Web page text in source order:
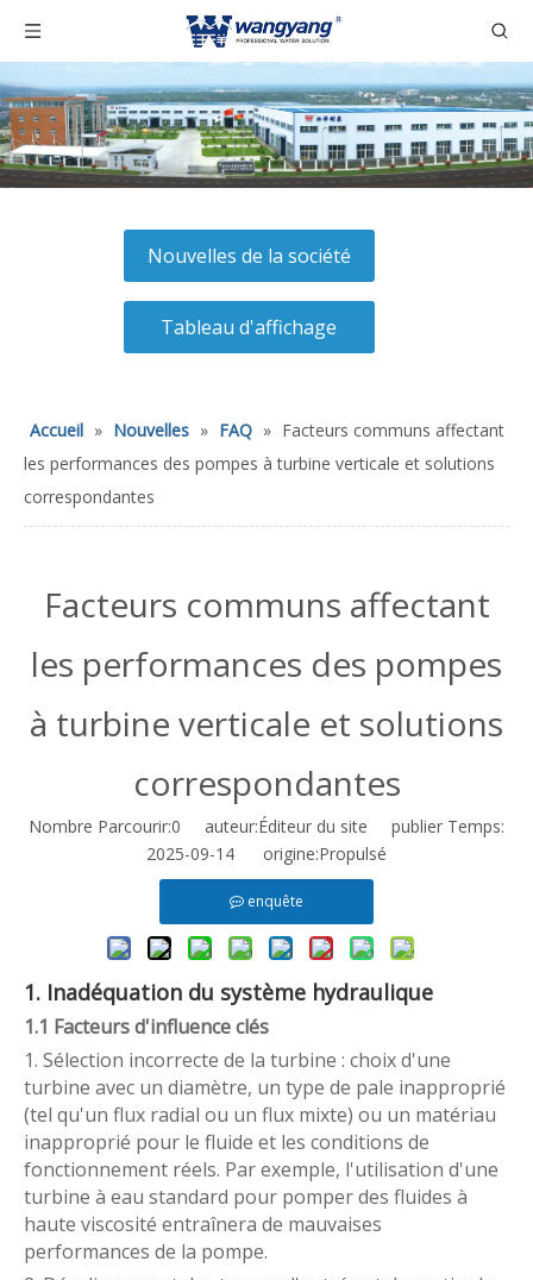
Nouvelles de la société
Tableau d'affichage
Accueil » Nouvelles » FAQ » Facteurs communs affectant
les performances des pompes à turbine verticale et solutions
correspondantes
Facteurs communs affectant
les performances des pompes
à turbine verticale et solutions
correspondantes
Nombre Parcourir:0 auteur:Éditeur du site publier Temps:
2025-09-14 origine:Propulsé
enquête
1. Inadéquation du système hydraulique
1.1 Facteurs d'influence clés
1. Sélection incorrecte de la turbine : choix d'une
turbine avec un diamètre, un type de pale inapproprié
(tel qu'un flux radial ou un flux mixte) ou un matériau
inapproprié pour le fluide et les conditions de
fonctionnement réels. Par exemple, l'utilisation d'une
turbine à eau standard pour pomper des fluides à
haute viscosité entraînera de mauvaises
performances de la pompe.